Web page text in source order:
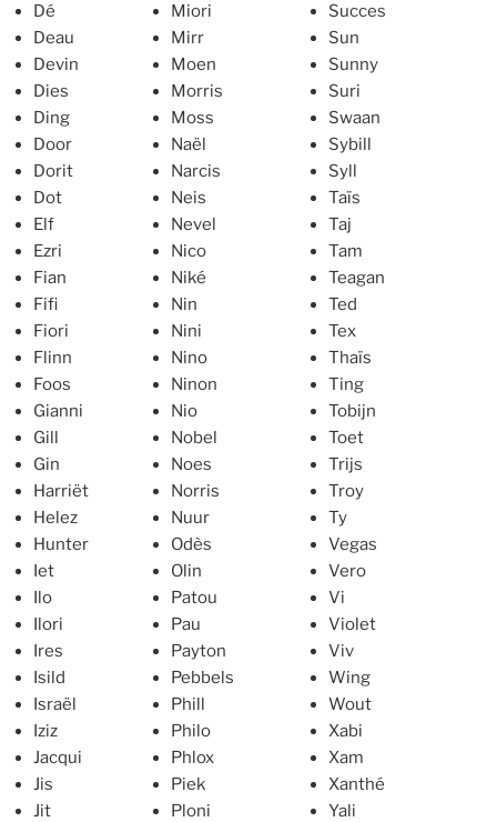
Dé
Deau
Devin
Dies
Ding
Door
Dorit
Dot
Elf
Ezri
Fian
Fifi
Fiori
Flinn
Foos
Gianni
Gill
Gin
Harriët
Helez
Hunter
Iet
Ilo
Ilori
Ires
Isild
Israël
Iziz
Jacqui
Jis
Jit
Miori
Mirr
Moen
Morris
Moss
Naël
Narcis
Neis
Nevel
Nico
Niké
Nin
Nini
Nino
Ninon
Nio
Nobel
Noes
Norris
Nuur
Odès
Olin
Patou
Pau
Payton
Pebbels
Phill
Philo
Phlox
Piek
Ploni
Succes
Sun
Sunny
Suri
Swaan
Sybill
Syll
Taïs
Taj
Tam
Teagan
Ted
Tex
Thaïs
Ting
Tobijn
Toet
Trijs
Troy
Ty
Vegas
Vero
Vi
Violet
Viv
Wing
Wout
Xabi
Xam
Xanthé
Yali